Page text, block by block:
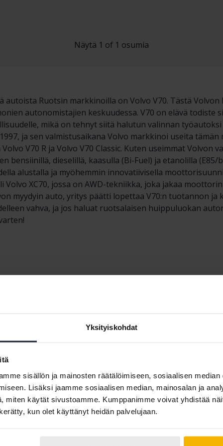
Yksityiskohdat
sisällön ja mainosten räätälöimiseen, sosiaalisen
Lisäksi jaamme sosiaalisen median, mainosalan ja
miten käytät sivustoamme. Kumppanimme voivat yhdistää
kun olet käyttänyt heidän palvelujaan.
Näytä 1 of 1 osumia
autoista Ruotsin markkinoilla on Volvo V70. Tästä Volvon
autonomistajien keskuudessa. V70 on elävä todiste
mikä on tehnyt siitä halutun valinnan
ja sen valmistusaikana Volvo markkinoi useita tämän
V70 R ja Volvo V70 Classic. Kuten useimmat Volvon
bensiinillä, dieselillä, kaasulla (Bi-Fuel) ja etanolilla (E85/
alustalla ja myöhemmin innovatiivisella
Volvo XC70, jossa on AWD-tekniikka, joka jakaa
myydyin auto, yritys päätti lopettaa V70:n tuotannon ja
vahva, ja jos haluat ruotsalaisen huippuluokan